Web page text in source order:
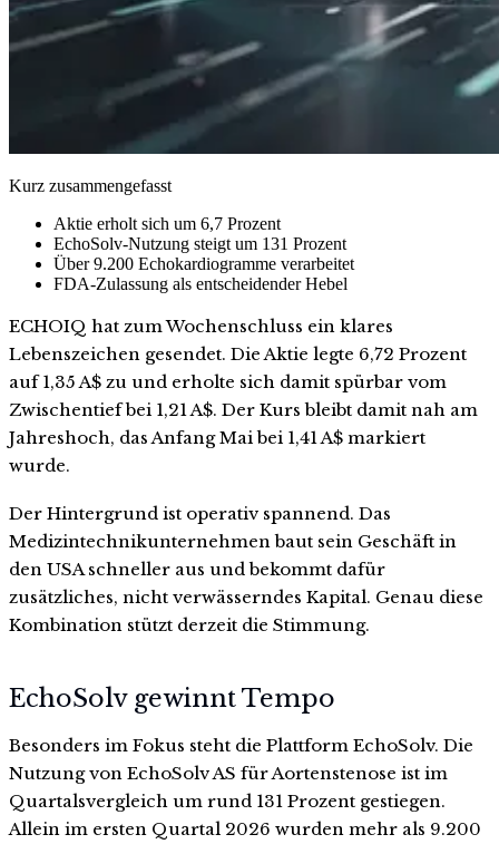
Kurz zusammengefasst
Aktie erholt sich um 6,7 Prozent
EchoSolv-Nutzung steigt um 131 Prozent
Über 9.200 Echokardiogramme verarbeitet
FDA-Zulassung als entscheidender Hebel
ECHOIQ hat zum Wochenschluss ein klares
Lebenszeichen gesendet. Die Aktie legte 6,72 Prozent
auf 1,35 A$ zu und erholte sich damit spürbar vom
Zwischentief bei 1,21 A$. Der Kurs bleibt damit nah am
Jahreshoch, das Anfang Mai bei 1,41 A$ markiert
wurde.
Der Hintergrund ist operativ spannend. Das
Medizintechnikunternehmen baut sein Geschäft in
den USA schneller aus und bekommt dafür
zusätzliches, nicht verwässerndes Kapital. Genau diese
Kombination stützt derzeit die Stimmung.
EchoSolv gewinnt Tempo
Besonders im Fokus steht die Plattform EchoSolv. Die
Nutzung von EchoSolv AS für Aortenstenose ist im
Quartalsvergleich um rund 131 Prozent gestiegen.
Allein im ersten Quartal 2026 wurden mehr als 9.200